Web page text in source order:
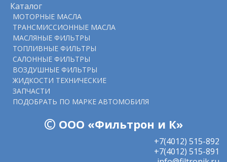
Каталог
МОТОРНЫЕ МАСЛА
ТРАНСМИССИОННЫЕ МАСЛА
МАСЛЯНЫЕ ФИЛЬТРЫ
ТОПЛИВНЫЕ ФИЛЬТРЫ
САЛОННЫЕ ФИЛЬТРЫ
ВОЗДУШНЫЕ ФИЛЬТРЫ
ЖИДКОСТИ ТЕХНИЧЕСКИЕ
ЗАПЧАСТИ
ПОДOБРАТЬ ПО МАРКЕ АВТОМОБИЛЯ
© ООО «Фильтрон и К»
+7(4012) 515-892
+7(4012) 515-891